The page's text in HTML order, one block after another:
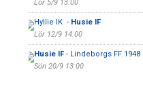
Lör 5/9 13:00
Hyllie IK - Husie IF
Lör 12/9 14:00
Husie IF- Lindeborgs FF 1948
Sön 20/9 13:00